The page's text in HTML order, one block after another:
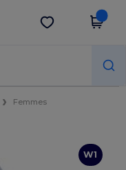
Obtenir l'appli
Femmes
W1